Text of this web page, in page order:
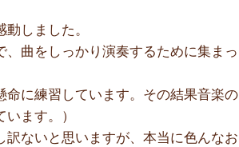
しました。
曲をしっかり演奏するために集まっ
命に練習しています。その結果音楽の
ます。）
ないと思いますが、本当に色んなお